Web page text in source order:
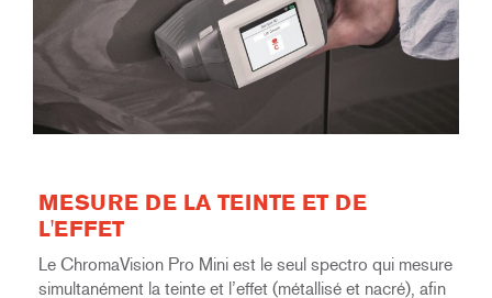
MESURE DE LA TEINTE ET DE
L'EFFET
Le ChromaVision Pro Mini est le seul spectro qui mesure
simultanément la teinte et l’effet (métallisé et nacré), afin